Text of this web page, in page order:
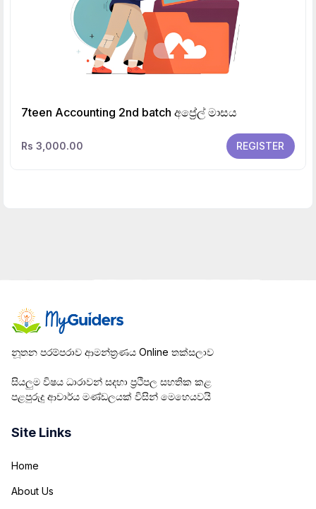
7teen Accounting 2nd batch අප්‍රේල් මාසය
Rs 3,000.00 REGISTER
නූතන පරම්පරාව ආමන්ත්‍රණය Online තක්සලාව
සියලුම විෂය ධාරාවන් සදහා ප්‍රථිපල සහතික කළ
පළපුරුදු ආචාර්ය මණ්ඩලයක් විසින් මෙහෙයවයි
Site Links
Home
About Us